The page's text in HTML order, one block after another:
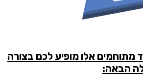
מתוחמים אלו מופיע לכם בצורה
הבאה: